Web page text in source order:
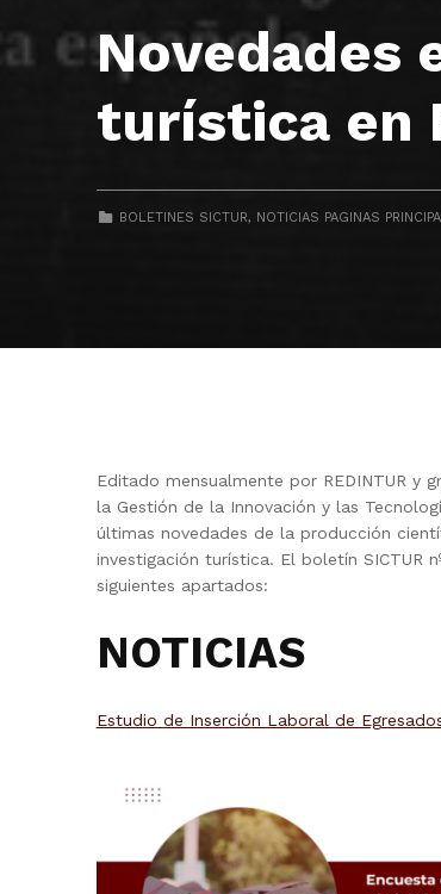
Novedades
turística en
CATEGORIZED IN:
BOLETINES SICTUR, NOTICIAS PAGINAS
Editado mensualmente por REDINTUR y
la Gestión de la Innovación y las
últimas novedades de la producción
investigación turística. El boletín SICTUR
siguientes apartados:
NOTICIAS
Estudio de Inserción Laboral de